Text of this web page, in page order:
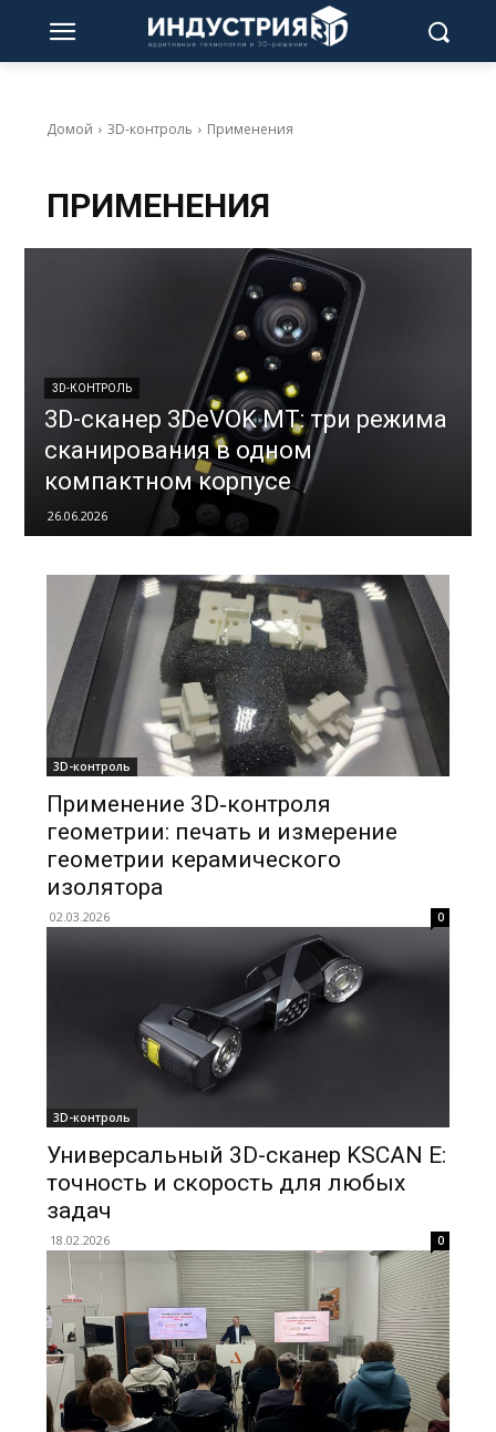
Домой 3D-контроль Применения
ПРИМЕНЕНИЯ
3D-КОНТРОЛЬ
3D-сканер 3DeVOK MT: три режима
сканирования в одном
компактном корпусе
26.06.2026
3D-контроль
Применение 3D‑контроля
геометрии: печать и измерение
геометрии керамического
изолятора
02.03.2026 0
3D-контроль
Универсальный 3D-сканер KSCAN E:
точность и скорость для любых
задач
18.02.2026 0